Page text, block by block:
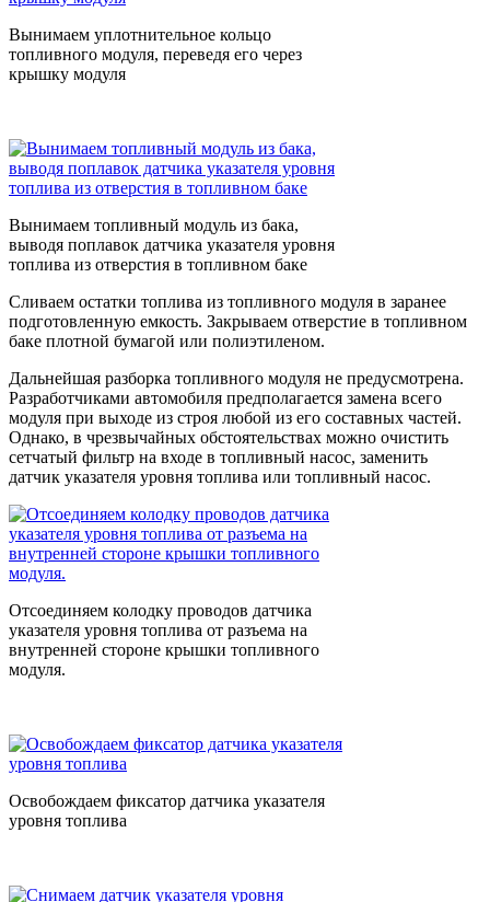
Вынимаем уплотнительное кольцо
топливного модуля, переведя его через
крышку модуля
Вынимаем топливный модуль из бака,
выводя поплавок датчика указателя уровня
топлива из отверстия в топливном баке
Сливаем остатки топлива из топливного модуля в заранее
подготовленную емкость. Закрываем отверстие в топливном
баке плотной бумагой или полиэтиленом.
Дальнейшая разборка топливного модуля не предусмотрена.
Разработчиками автомобиля предполагается замена всего
модуля при выходе из строя любой из его составных частей.
Однако, в чрезвычайных обстоятельствах можно очистить
сетчатый фильтр на входе в топливный насос, заменить
датчик указателя уровня топлива или топливный насос.
Отсоединяем колодку проводов датчика
указателя уровня топлива от разъема на
внутренней стороне крышки топливного
модуля.
Освобождаем фиксатор датчика указателя
уровня топлива